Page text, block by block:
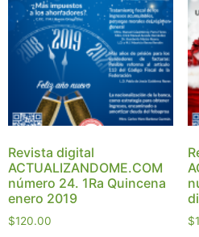
Revista digital
ACTUALIZANDOME.COM
número 24. 1Ra Quincena
enero 2019
$120.00 $